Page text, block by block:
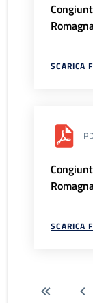
SCARICA
SCARICA